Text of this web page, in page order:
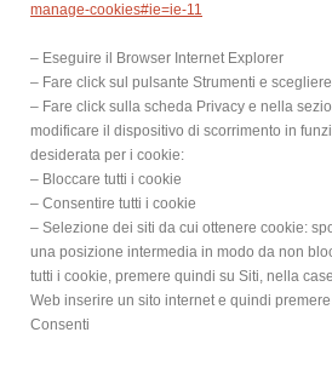
manage-cookies#ie=ie-11
– Eseguire il Browser Internet Explorer
– Fare click sul pulsante Strumenti e
– Fare click sulla scheda Privacy e nella
modificare il dispositivo di scorrimento in
desiderata per i cookie:
– Bloccare tutti i cookie
– Consentire tutti i cookie
– Selezione dei siti da cui ottenere cookie:
una posizione intermedia in modo da non
tutti i cookie, premere quindi su Siti, nella
Web inserire un sito internet e quindi
Consenti